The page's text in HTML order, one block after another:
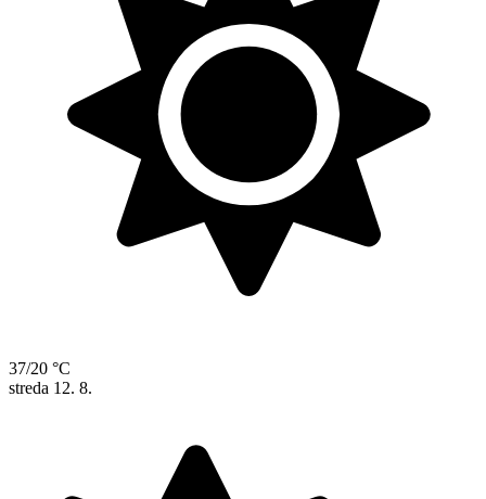
37/20 °C
streda 12. 8.